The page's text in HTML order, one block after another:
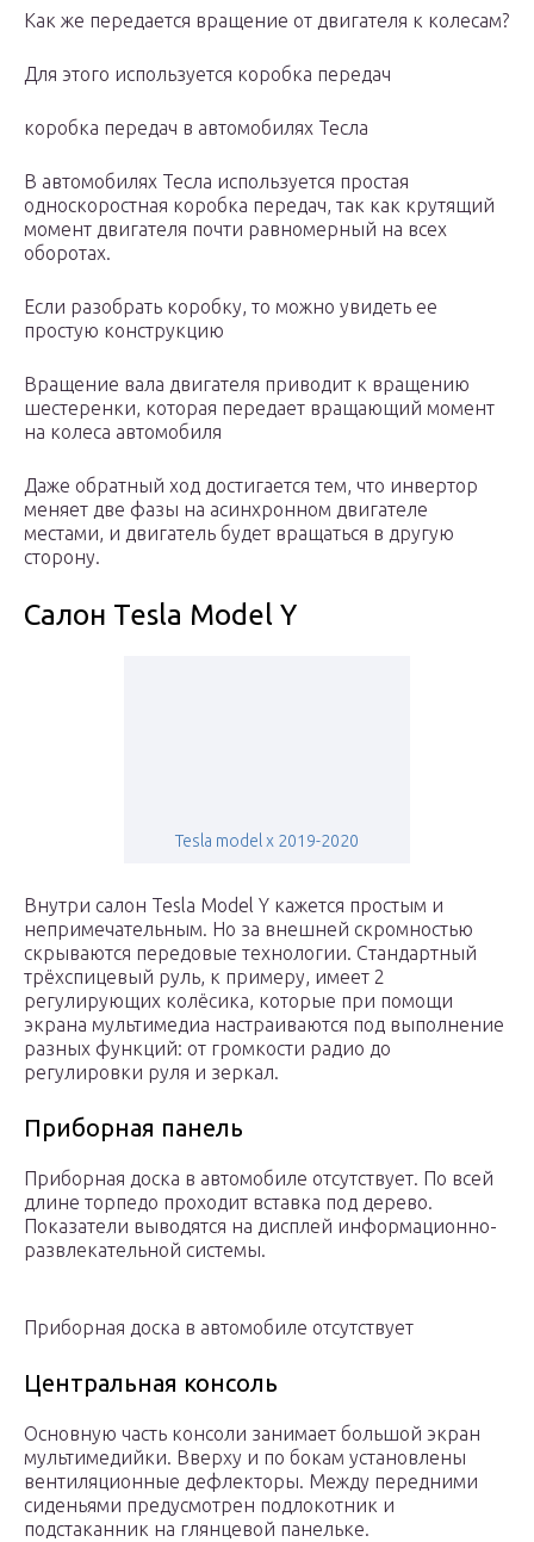
Как же передается вращение от двигателя к колесам?
Для этого используется коробка передач
коробка передач в автомобилях Тесла
В автомобилях Тесла используется простая
односкоростная коробка передач, так как крутящий
момент двигателя почти равномерный на всех
оборотах.
Если разобрать коробку, то можно увидеть ее
простую конструкцию
Вращение вала двигателя приводит к вращению
шестеренки, которая передает вращающий момент
на колеса автомобиля
Даже обратный ход достигается тем, что инвертор
меняет две фазы на асинхронном двигателе
местами, и двигатель будет вращаться в другую
сторону.
Салон Tesla Model Y
Tesla model x 2019-2020
Внутри салон Tesla Model Y кажется простым и
непримечательным. Но за внешней скромностью
скрываются передовые технологии. Стандартный
трёхспицевый руль, к примеру, имеет 2
регулирующих колёсика, которые при помощи
экрана мультимедиа настраиваются под выполнение
разных функций: от громкости радио до
регулировки руля и зеркал.
Приборная панель
Приборная доска в автомобиле отсутствует. По всей
длине торпедо проходит вставка под дерево.
Показатели выводятся на дисплей информационно-
развлекательной системы.
Приборная доска в автомобиле отсутствует
Центральная консоль
Основную часть консоли занимает большой экран
мультимедийки. Вверху и по бокам установлены
вентиляционные дефлекторы. Между передними
сиденьями предусмотрен подлокотник и
подстаканник на глянцевой панельке.